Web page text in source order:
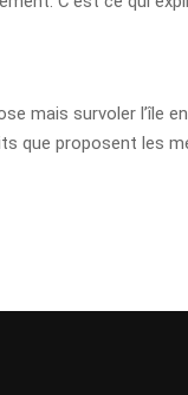
mais survoler l’île
que proposent les